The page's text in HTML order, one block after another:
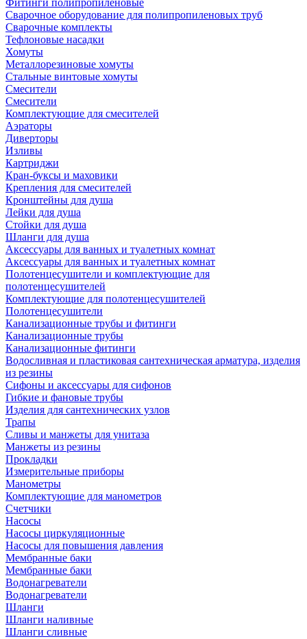
Фитинги полипропиленовые
Сварочное оборудование для полипропиленовых труб
Сварочные комплекты
Тефлоновые насадки
Хомуты
Металлорезиновые хомуты
Стальные винтовые хомуты
Смесители
Смесители
Комплектующие для смесителей
Аэраторы
Диверторы
Изливы
Картриджи
Кран-буксы и маховики
Крепления для смесителей
Кронштейны для душа
Лейки для душа
Стойки для душа
Шланги для душа
Аксессуары для ванных и туалетных комнат
Аксессуары для ванных и туалетных комнат
Полотенцесушители и комплектующие для
полотенцесушителей
Комплектующие для полотенцесушителей
Полотенцесушители
Канализационные трубы и фитинги
Канализационные трубы
Канализационные фитинги
Водосливная и пластиковая сантехническая арматура, изделия
из резины
Сифоны и аксессуары для сифонов
Гибкие и фановые трубы
Изделия для сантехнических узлов
Трапы
Сливы и манжеты для унитаза
Манжеты из резины
Прокладки
Измерительные приборы
Манометры
Комплектующие для манометров
Счетчики
Насосы
Насосы циркуляционные
Насосы для повышения давления
Мембранные баки
Мембранные баки
Водонагреватели
Водонагреватели
Шланги
Шланги наливные
Шланги сливные